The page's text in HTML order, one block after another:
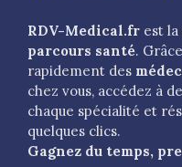
RDV-Medical.fr est
parcours santé.
rapidement des
chez vous, accédez à
chaque spécialité et
quelques clics.
Gagnez du temps,